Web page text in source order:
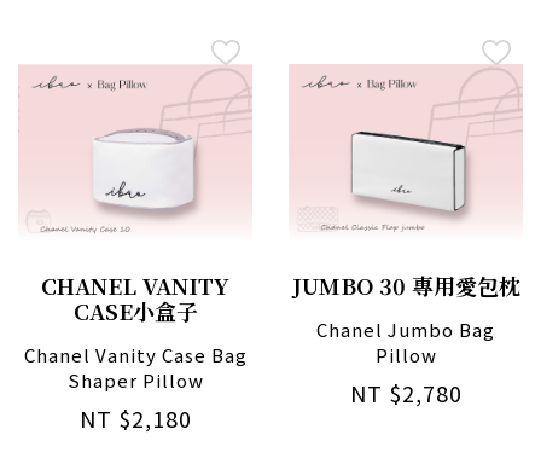
CHANEL VANITY
CASE小盒子
Chanel Vanity Case Bag
Shaper Pillow
NT $2,180
JUMBO 30 專用愛包枕
Chanel Jumbo Bag
Pillow
NT $2,780